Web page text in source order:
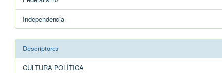
Independencia
Descriptores
CULTURA POLÍTICA